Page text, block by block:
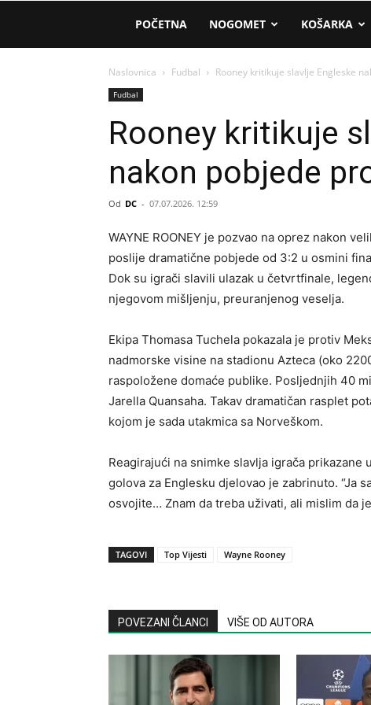
AM
Sport
POČETNA NOGOMET KOŠARKA
Naslovnica Fudbal Rooney kritikuje slavlje Engleske
Fudbal
Rooney kritikuje
nakon pobjede
Od DC - 07.07.2026. 12:59
WAYNE ROONEY je pozvao na oprez nakon
poslije dramatične pobjede od 3:2 u osmini
Dok su igrači slavili ulazak u četvrtfinale,
njegovom mišljenju, preuranjenog veselja.
Ekipa Thomasa Tuchela pokazala je protiv
nadmorske visine na stadionu Azteca (oko
raspoložene domaće publike. Posljednjih 40
Jarella Quansaha. Takav dramatičan rasplet
kojom je sada utakmica sa Norveškom.
Reagirajući na snimke slavlja igrača
golova za Englesku djelovao je zabrinuto. “Ja
osvojite… Znam da treba uživati, ali mislim da
TAGOVI Top Vijesti Wayne Rooney
POVEZANI ČLANCI VIŠE OD AUTORA